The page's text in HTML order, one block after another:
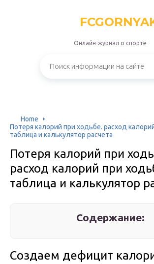
Онлайн-журнал о спорте
Home
Потеря калорий при ходьбе. расход
таблица и калькулятор расчета
Потеря калорий при
расход калорий при
таблица и калькулятор
Содержание:
Создаем дефицит